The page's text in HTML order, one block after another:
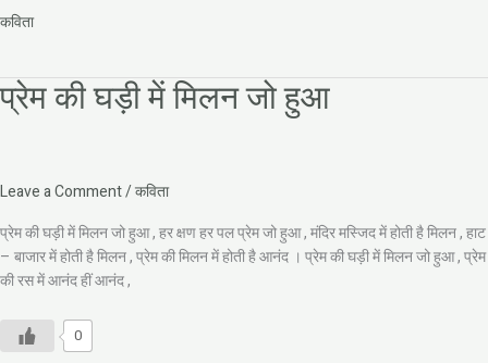
कविता
प्रेम की घड़ी में मिलन जो हुआ
Leave a Comment/कविता
प्रेम की घड़ी में मिलन जो हुआ , हर क्षण हर पल प्रेम जो हुआ , मंदिर मस्जिद में होती है मिलन , हाट
– बाजार में होती है मिलन , प्रेम की मिलन में होती है आनंद । प्रेम की घड़ी में मिलन जो हुआ , प्रेम
की रस में आनंद हीं आनंद ,
0
प्रेम
की
मिलन
हुआ